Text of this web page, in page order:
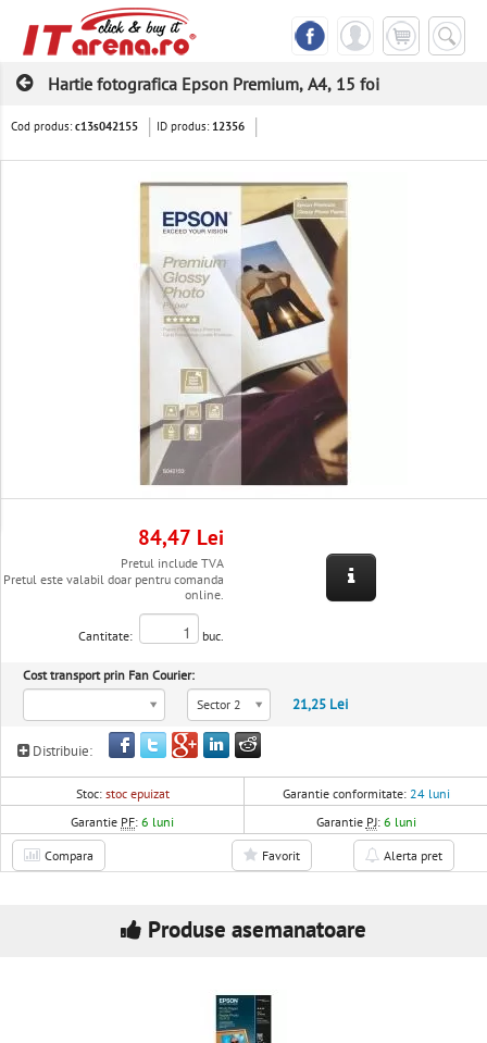
Hartie fotografica Epson Premium, A4, 15 foi
Cod produs:c13s042155 ID produs: 12356
84,47 Lei
Pretul include TVA
Pretul este valabil doar pentru comanda
online.
Cantitate: buc.
Cost transport prin Fan Courier:
Sector 2
21,25 Lei
Distribuie:
Stoc: stoc epuizat Garantie conformitate: 24 luni
Garantie PF:6 luni Garantie PJ: 6 luni
Compara Favorit Alerta pret
Produse asemanatoare